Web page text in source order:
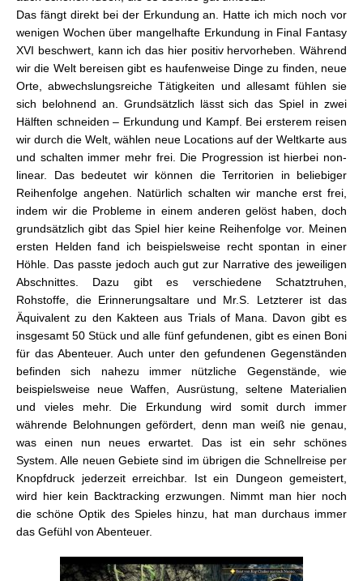
Das fängt direkt bei der Erkundung an. Hatte ich mich noch vor
wenigen Wochen über mangelhafte Erkundung in Final Fantasy
XVI beschwert, kann ich das hier positiv hervorheben. Während
wir die Welt bereisen gibt es haufenweise Dinge zu finden, neue
Orte, abwechslungsreiche Tätigkeiten und allesamt fühlen sie
sich belohnend an. Grundsätzlich lässt sich das Spiel in zwei
Hälften schneiden – Erkundung und Kampf. Bei ersterem reisen
wir durch die Welt, wählen neue Locations auf der Weltkarte aus
und schalten immer mehr frei. Die Progression ist hierbei non-
linear. Das bedeutet wir können die Territorien in beliebiger
Reihenfolge angehen. Natürlich schalten wir manche erst frei,
indem wir die Probleme in einem anderen gelöst haben, doch
grundsätzlich gibt das Spiel hier keine Reihenfolge vor. Meinen
ersten Helden fand ich beispielsweise recht spontan in einer
Höhle. Das passte jedoch auch gut zur Narrative des jeweiligen
Abschnittes. Dazu gibt es verschiedene Schatztruhen,
Rohstoffe, die Erinnerungsaltare und Mr.S. Letzterer ist das
Äquivalent zu den Kakteen aus Trials of Mana. Davon gibt es
insgesamt 50 Stück und alle fünf gefundenen, gibt es einen Boni
für das Abenteuer. Auch unter den gefundenen Gegenständen
befinden sich nahezu immer nützliche Gegenstände, wie
beispielsweise neue Waffen, Ausrüstung, seltene Materialien
und vieles mehr. Die Erkundung wird somit durch immer
währende Belohnungen gefördert, denn man weiß nie genau,
was einen nun neues erwartet. Das ist ein sehr schönes
System. Alle neuen Gebiete sind im übrigen die Schnellreise per
Knopfdruck jederzeit erreichbar. Ist ein Dungeon gemeistert,
wird hier kein Backtracking erzwungen. Nimmt man hier noch
die schöne Optik des Spieles hinzu, hat man durchaus immer
das Gefühl von Abenteuer.